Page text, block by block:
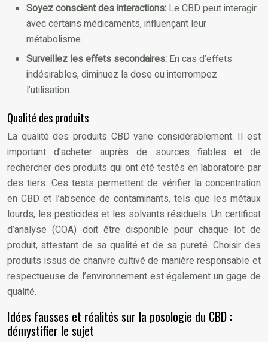
Soyez conscient des interactions: Le CBD peut interagir
avec certains médicaments, influençant leur
métabolisme.
Surveillez les effets secondaires: En cas d’effets
indésirables, diminuez la dose ou interrompez
l’utilisation.
Qualité des produits
La qualité des produits CBD varie considérablement. Il est
important d’acheter auprès de sources fiables et de
rechercher des produits qui ont été testés en laboratoire par
des tiers. Ces tests permettent de vérifier la concentration
en CBD et l’absence de contaminants, tels que les métaux
lourds, les pesticides et les solvants résiduels. Un certificat
d’analyse (COA) doit être disponible pour chaque lot de
produit, attestant de sa qualité et de sa pureté. Choisir des
produits issus de chanvre cultivé de manière responsable et
respectueuse de l’environnement est également un gage de
qualité.
Idées fausses et réalités sur la posologie du CBD :
démystifier le sujet